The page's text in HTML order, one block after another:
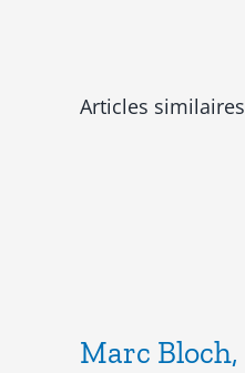
Articles similaires
Marc Bloch,